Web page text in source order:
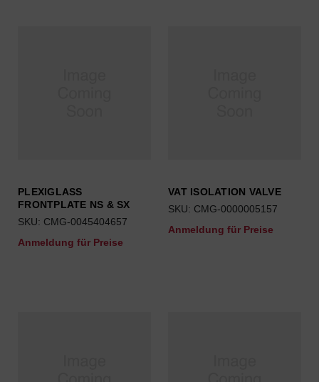
PLEXIGLASS
FRONTPLATE NS & SX
SKU: CMG-0045404657
Anmeldung für Preise
VAT ISOLATION VALVE
SKU: CMG-0000005157
Anmeldung für Preise